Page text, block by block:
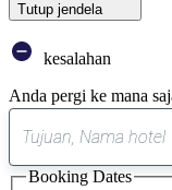
Tutup jendela
kesalahan
Anda pergi ke mana
Booking Dates